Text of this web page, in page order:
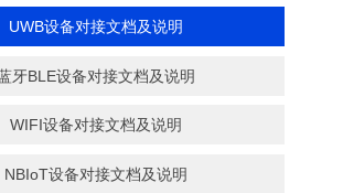
UWB设备对接文档及说明
牙BLE设备对接文档及说明
WIFI设备对接文档及说明
NBIoT设备对接文档及说明